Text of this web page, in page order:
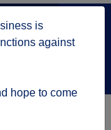
is
against
hope to come